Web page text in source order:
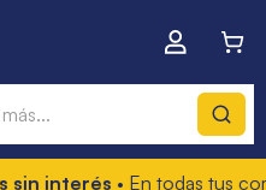
interés• En todas tus